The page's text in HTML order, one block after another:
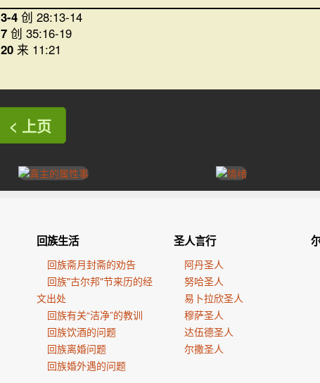
3-4 创 28:13-14
7 创 35:16-19
20 来 11:21
< 上页
回族生活
回族斋月封斋的劝告
回族"古尔邦"节来历的经
文出处
回族有关“洁净”的教训
回族饮酒的问题
回族离婚问题
回族婚外遇的问题
圣人言行
阿丹圣人
努哈圣人
易卜拉欣圣人
穆萨圣人
达伍德圣人
尔撒圣人